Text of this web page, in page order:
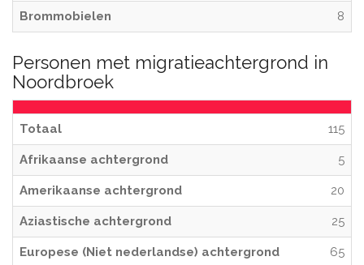
Brommobielen 8
Personen met migratieachtergrond in
Noordbroek
Totaal 115
Afrikaanse achtergrond 5
Amerikaanse achtergrond 20
Aziastische achtergrond 25
Europese (Niet nederlandse) achtergrond 65